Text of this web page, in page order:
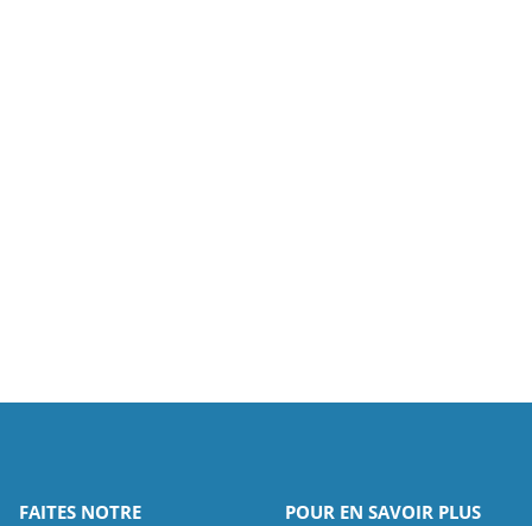
FAITES NOTRE
POUR EN SAVOIR PLUS